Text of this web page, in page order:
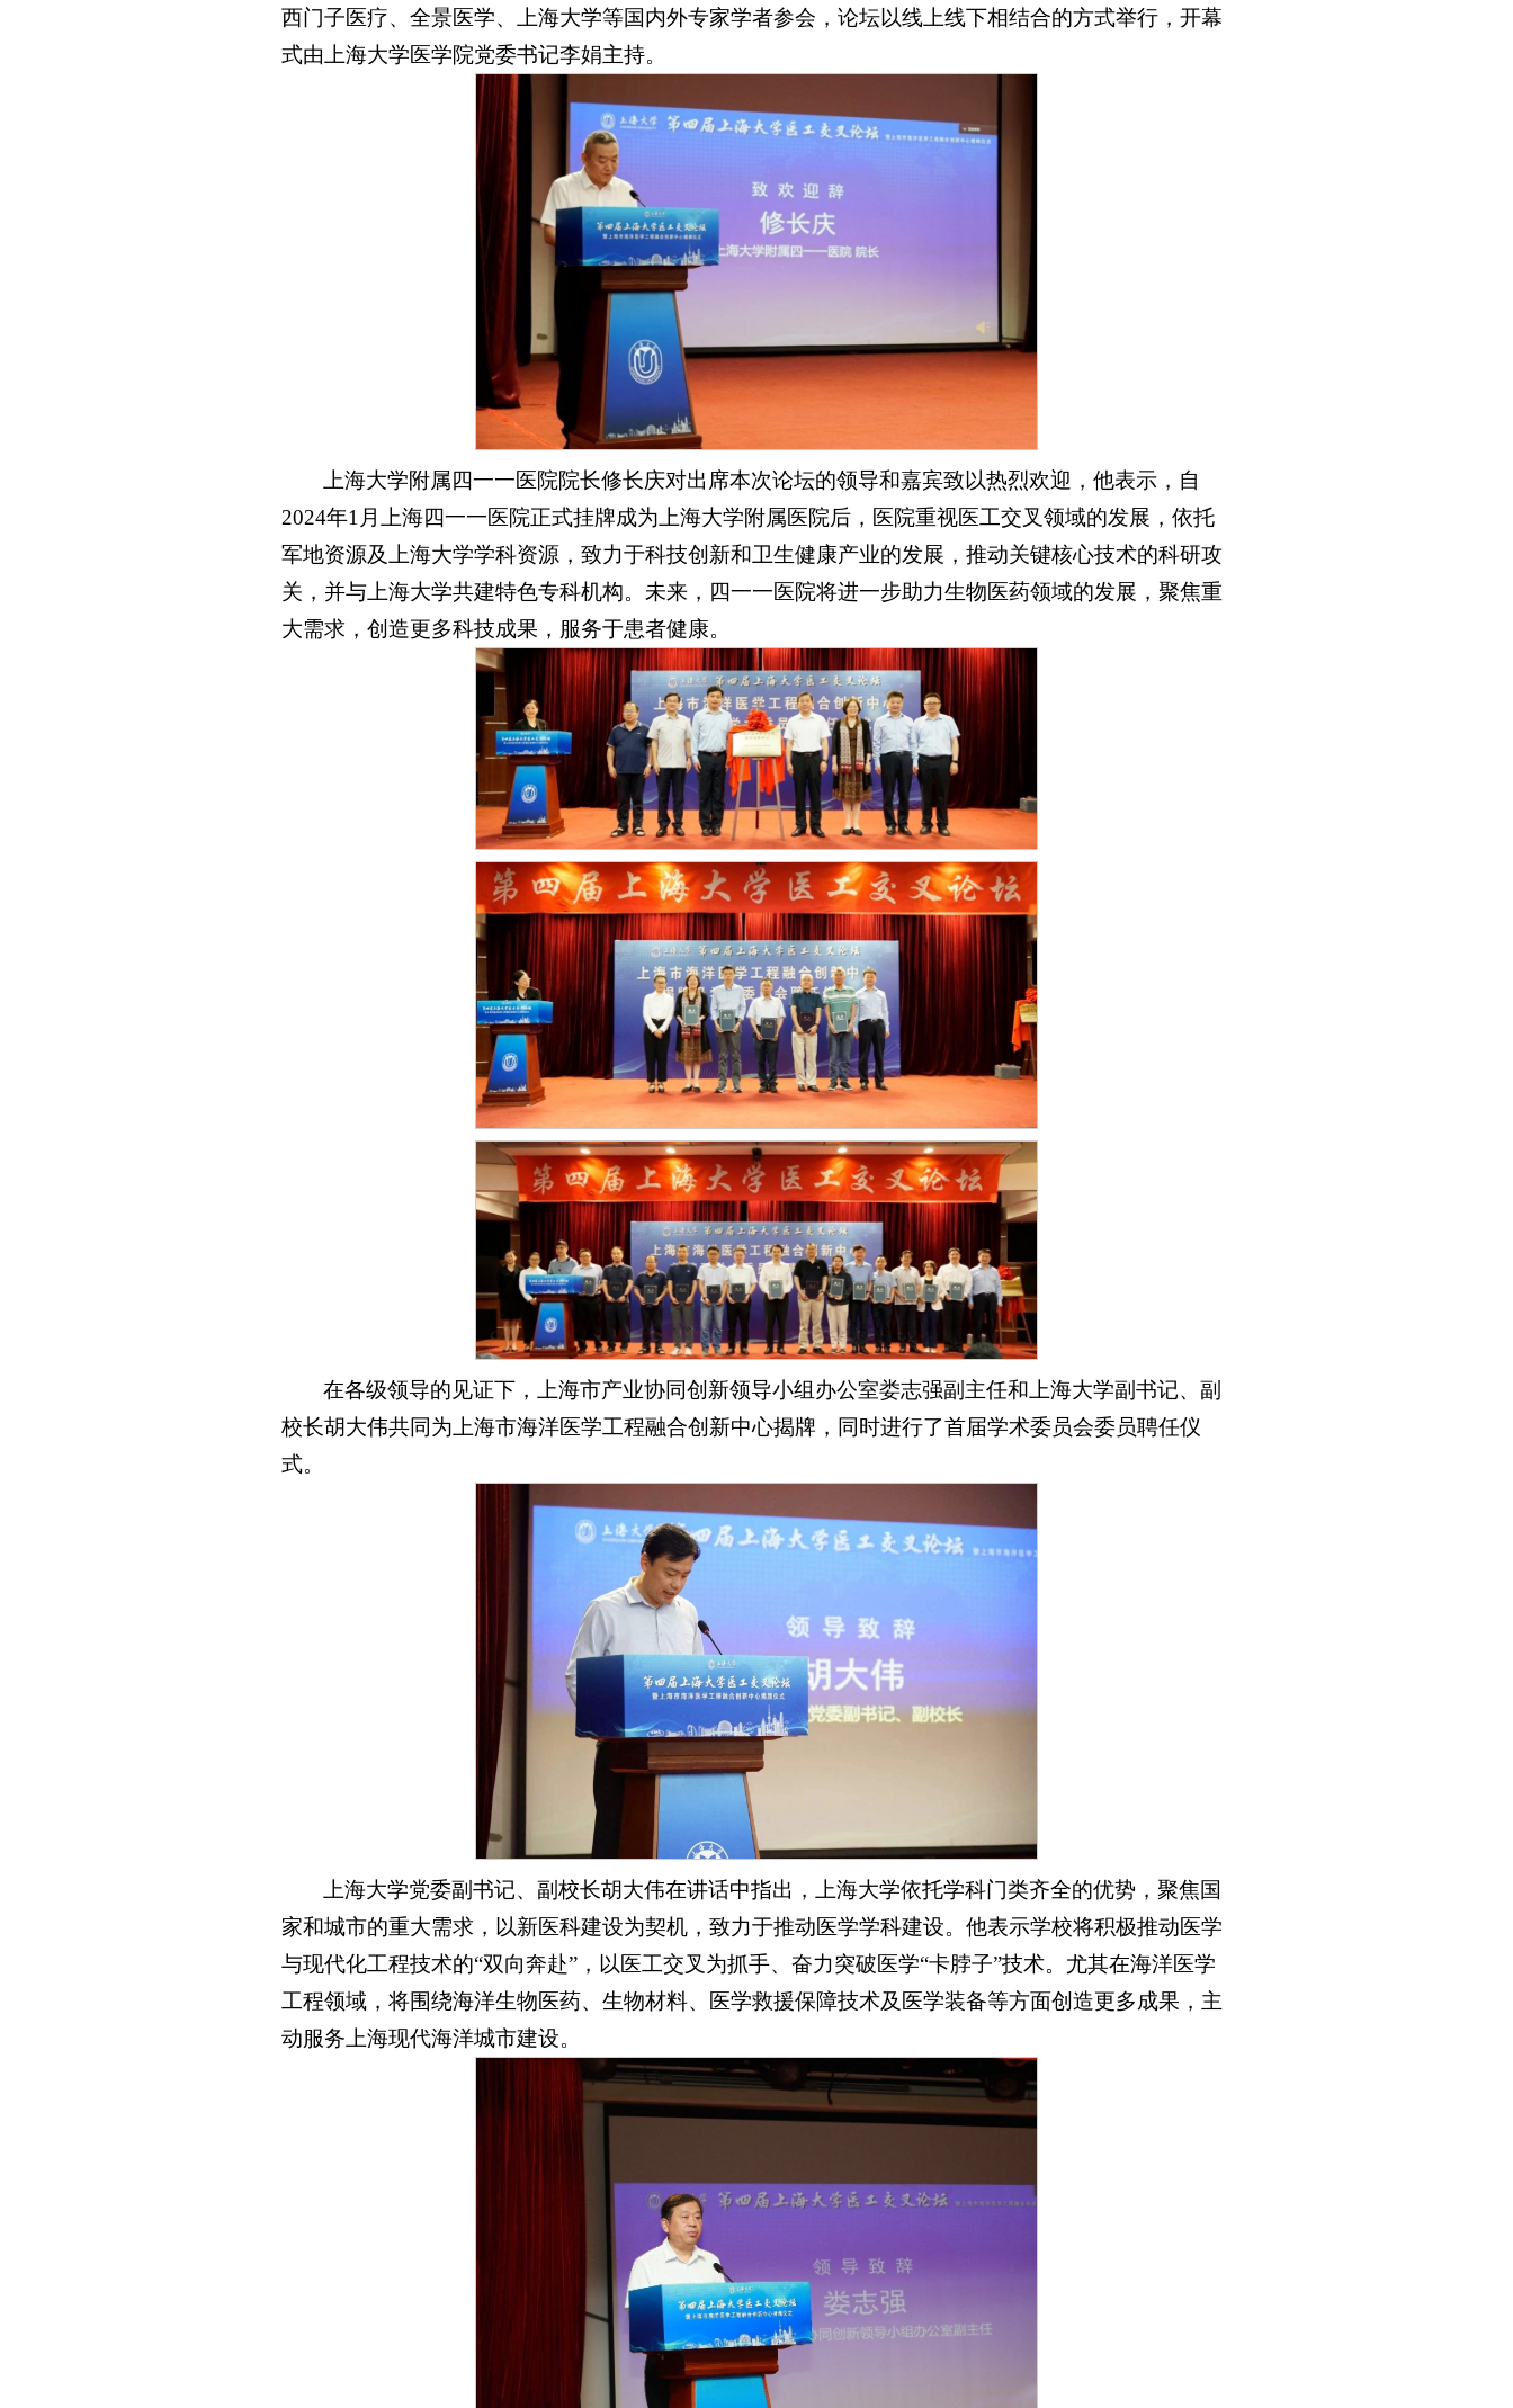
西门子医疗、全景医学、上海大学等国内外专家学者参会，论坛以线上线下相结合的方式举行，开幕
式由上海大学医学院党委书记李娟主持。
上海大学附属四一一医院院长修长庆对出席本次论坛的领导和嘉宾致以热烈欢迎，他表示，自
2024年1月上海四一一医院正式挂牌成为上海大学附属医院后，医院重视医工交叉领域的发展，依托
军地资源及上海大学学科资源，致力于科技创新和卫生健康产业的发展，推动关键核心技术的科研攻
关，并与上海大学共建特色专科机构。未来，四一一医院将进一步助力生物医药领域的发展，聚焦重
大需求，创造更多科技成果，服务于患者健康。
在各级领导的见证下，上海市产业协同创新领导小组办公室娄志强副主任和上海大学副书记、副
校长胡大伟共同为上海市海洋医学工程融合创新中心揭牌，同时进行了首届学术委员会委员聘任仪
式。
上海大学党委副书记、副校长胡大伟在讲话中指出，上海大学依托学科门类齐全的优势，聚焦国
家和城市的重大需求，以新医科建设为契机，致力于推动医学学科建设。他表示学校将积极推动医学
与现代化工程技术的“双向奔赴”，以医工交叉为抓手、奋力突破医学“卡脖子”技术。尤其在海洋医学
工程领域，将围绕海洋生物医药、生物材料、医学救援保障技术及医学装备等方面创造更多成果，主
动服务上海现代海洋城市建设。